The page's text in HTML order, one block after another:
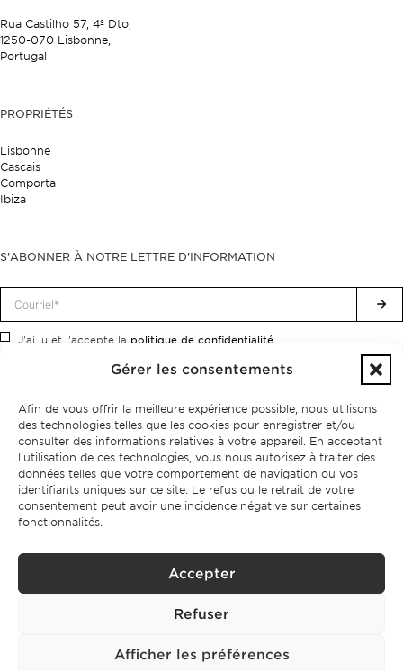
Gérer les consentements
Afin de vous offrir la meilleure expérience possible, nous utilisons
des technologies telles que les cookies pour enregistrer et/ou
consulter des informations relatives à votre appareil. En acceptant
l'utilisation de ces technologies, vous nous autorisez à traiter des
données telles que votre comportement de navigation ou vos
identifiants uniques sur ce site. Le refus ou le retrait de votre
consentement peut avoir une incidence négative sur certaines
fonctionnalités.
Accepter
Refuser
Afficher les préférences
Rua Castilho 57, 4º Dto,
1250-070 Lisbonne,
Portugal
PROPRIÉTÉS
Lisbonne
Cascais
Comporta
Ibiza
S'ABONNER À NOTRE LETTRE D'INFORMATION
J'ai lu et j'accepte la politique de confidentialité.
Politique de confidentialité
BPPS – Portugal Property Services – Mediação Imobiliária, Lda Licença nº
BONTE FILIPIDIS — TOUS DROITS RÉSERVÉS